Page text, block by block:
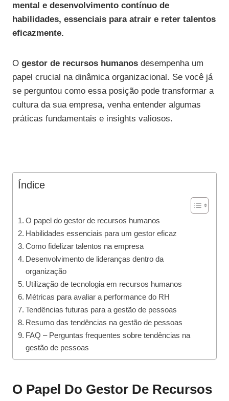
mental e desenvolvimento contínuo de
habilidades, essenciais para atrair e reter talentos
eficazmente.
O gestor de recursos humanos desempenha um
papel crucial na dinâmica organizacional. Se você já
se perguntou como essa posição pode transformar a
cultura da sua empresa, venha entender algumas
práticas fundamentais e insights valiosos.
Índice
O papel do gestor de recursos humanos
Habilidades essenciais para um gestor eficaz
Como fidelizar talentos na empresa
Desenvolvimento de lideranças dentro da
organização
Utilização de tecnologia em recursos humanos
Métricas para avaliar a performance do RH
Tendências futuras para a gestão de pessoas
Resumo das tendências na gestão de pessoas
FAQ – Perguntas frequentes sobre tendências na
gestão de pessoas
O Papel Do Gestor De Recursos